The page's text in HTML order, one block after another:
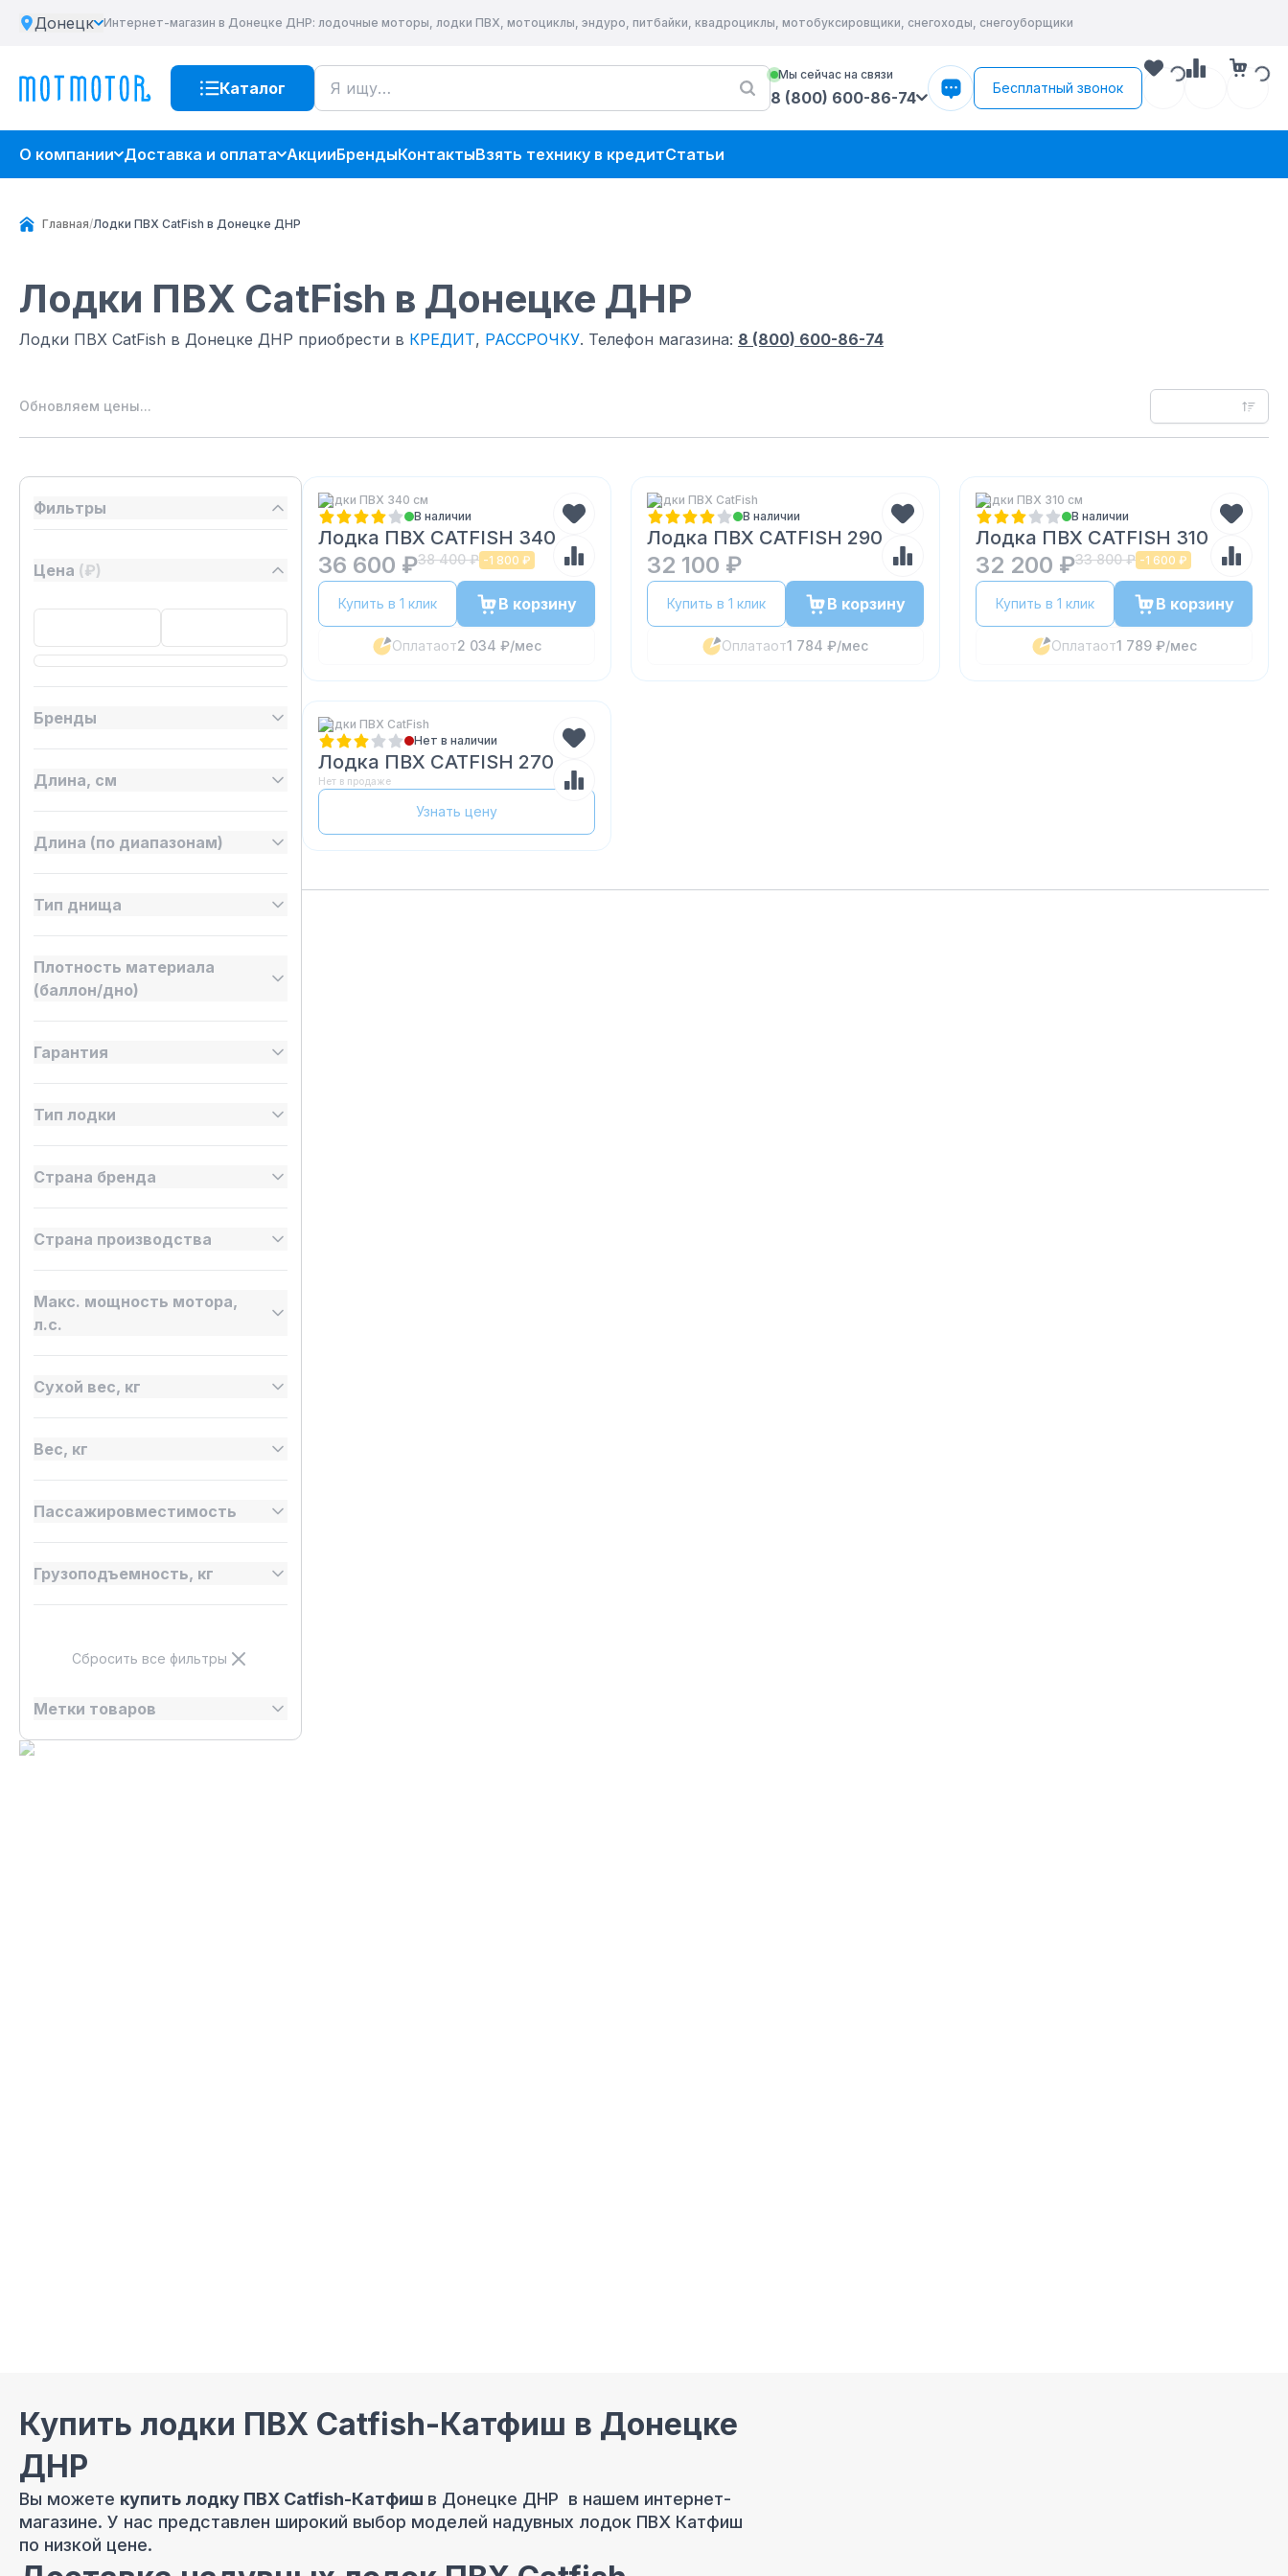
Донецк Интернет-магазин в Донецке ДНР: лодочные моторы, лодки ПВХ, мотоциклы, эндуро, питбайки, квадроциклы, мотобуксировщики, снегоходы, снегоуборщики
Каталог
Мы сейчас на связи
8 (800) 600-86-74
Бесплатный звонок
О компании Доставка и оплата АкцииБрендыКонтактыВзять технику в кредитСтатьи
Главная/Лодки ПВХ CatFish в Донецке ДНР
Лодки ПВХ CatFish в Донецке ДНР
Лодки ПВХ CatFish в Донецке ДНР приобрести в КРЕДИТ, РАССРОЧКУ. Телефон магазина: 8 (800) 600-86-74
Обновляем цены...
Фильтры
Цена (₽)
Бренды
Длина, см
Длина (по диапазонам)
Тип днища
Плотность материала
(баллон/дно)
Гарантия
Тип лодки
Страна бренда
Страна производства
Макс. мощность мотора,
л.с.
Сухой вес, кг
Вес, кг
Пассажировместимость
Грузоподъемность, кг
Сбросить все фильтры
Метки товаров
Лодки ПВХ 340 см
В наличии
Лодка ПВХ CATFISH 340
36 600 ₽38 400 ₽ -1 800 ₽
Купить в 1 клик В корзину
Оплатаот2 034 ₽/мес
Лодки ПВХ CatFish
В наличии
Лодка ПВХ CATFISH 290
32 100 ₽
Купить в 1 клик В корзину
Оплатаот1 784 ₽/мес
Лодки ПВХ 310 см
В наличии
Лодка ПВХ CATFISH 310
32 200 ₽33 800 ₽ -1 600 ₽
Купить в 1 клик В корзину
Оплатаот1 789 ₽/мес
Лодки ПВХ CatFish
Нет в наличии
Лодка ПВХ CATFISH 270
Нет в продаже
Узнать цену
Купить лодки ПВХ Catfish-Катфиш в Донецке
ДНР
Вы можете купить лодку ПВХ Catfish-Катфиш в Донецке ДНР в нашем интернет-
магазине. У нас представлен широкий выбор моделей надувных лодок ПВХ Катфиш
по низкой цене.